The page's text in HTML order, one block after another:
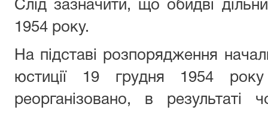
Слід зазначити, що обидві
1954 року.
На підставі розпорядження
юстиції 19 грудня 1954
реорганізовано, в